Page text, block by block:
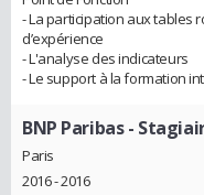
- La participation aux tables
d’expérience
- L'analyse des indicateurs
- Le support à la formation
BNP Paribas-
Paris
2016 - 2016